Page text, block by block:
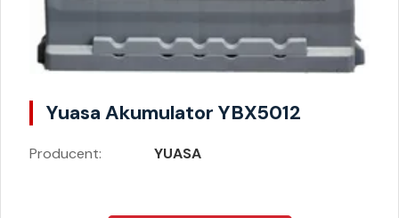
Yuasa Akumulator YBX5012
Producent: YUASA